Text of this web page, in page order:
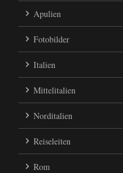
Apulien
Fotobilder
Italien
Mittelitalien
Norditalien
Reiseleiten
Rom